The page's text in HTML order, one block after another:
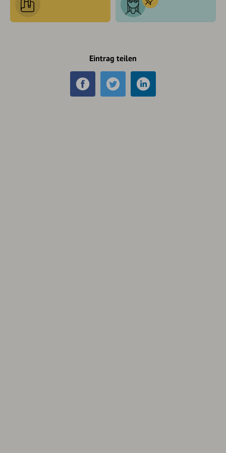
Eintrag teilen